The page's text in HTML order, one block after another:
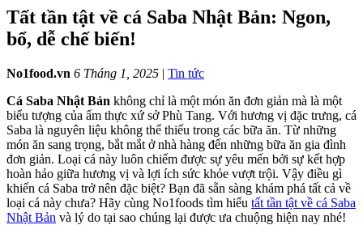
Tất tần tật về cá Saba Nhật Bản: Ngon,
bổ, dễ chế biến!
No1food.vn 6 Tháng 1, 2025 | Tin tức
Cá Saba Nhật Bản không chỉ là một món ăn đơn giản mà là một
biểu tượng của ẩm thực xứ sở Phù Tang. Với hương vị đặc trưng, cá
Saba là nguyên liệu không thể thiếu trong các bữa ăn. Từ những
món ăn sang trọng, bắt mắt ở nhà hàng đến những bữa ăn gia đình
đơn giản. Loại cá này luôn chiếm được sự yêu mến bởi sự kết hợp
hoàn hảo giữa hương vị và lợi ích sức khỏe vượt trội. Vậy điều gì
khiến cá Saba trở nên đặc biệt? Bạn đã sẵn sàng khám phá tất cả về
loại cá này chưa? Hãy cùng No1foods tìm hiểu tất tần tật về cá Saba
Nhật Bản và lý do tại sao chúng lại được ưa chuộng hiện nay nhé!